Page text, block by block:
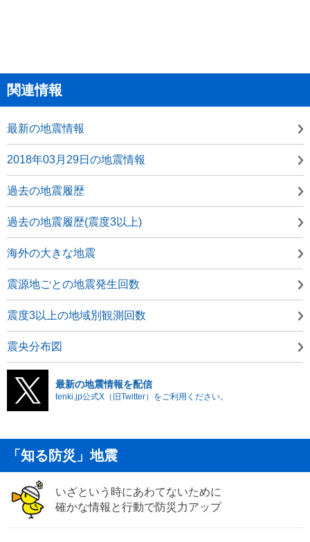
関連情報
最新の地震情報
2018年03月29日の地震情報
過去の地震履歴
過去の地震履歴(震度3以上)
海外の大きな地震
震源地ごとの地震発生回数
震度3以上の地域別観測回数
震央分布図
最新の地震情報を配信
tenki.jp公式X（旧Twitter）をご利用ください。
「知る防災」地震
いざという時にあわてないために
確かな情報と行動で防災力アップ